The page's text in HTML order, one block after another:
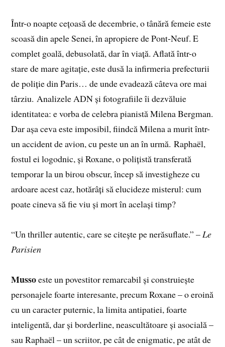
Într-o noapte cețoasă de decembrie, o tânără femeie este
scoasă din apele Senei, în apropiere de Pont-Neuf. E
complet goală, debusolată, dar în viață. Aflată într-o
stare de mare agitație, este dusă la infirmeria prefecturii
de poliție din Paris… de unde evadează câteva ore mai
târziu. Analizele ADN și fotografiile îi dezvăluie
identitatea: e vorba de celebra pianistă Milena Bergman.
Dar așa ceva este imposibil, fiindcă Milena a murit într-
un accident de avion, cu peste un an în urmă. Raphaël,
fostul ei logodnic, și Roxane, o polițistă transferată
temporar la un birou obscur, încep să investigheze cu
ardoare acest caz, hotărâți să elucideze misterul: cum
poate cineva să fie viu și mort în același timp?
“Un thriller autentic, care se citește pe nerăsuflate.” –Le
Parisien
Mussoeste un povestitor remarcabil și construiește
personajele foarte interesante, precum Roxane – o eroină
cu un caracter puternic, la limita antipatiei, foarte
inteligentă, dar și borderline, neascultătoare și asocială –
sau Raphaël – un scriitor, pe cât de enigmatic, pe atât de